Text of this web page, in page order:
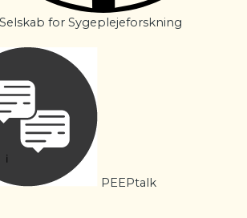
for Sygeplejeforskning
PEEPtalk